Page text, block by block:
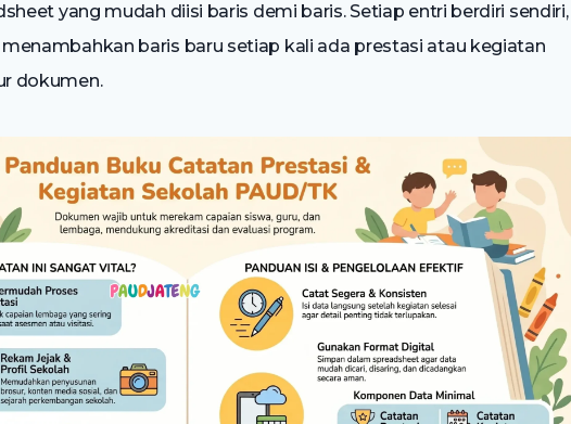
yang mudah diisi baris demi baris. Setiap entri berdiri sendiri,
baris baru setiap kali ada prestasi atau kegiatan
dokumen.